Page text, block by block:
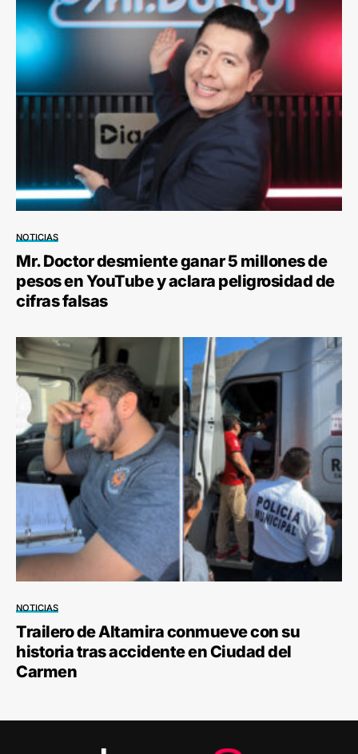
NOTICIAS
Mr. Doctor desmiente ganar 5 millones de
pesos en YouTube y aclara peligrosidad de
cifras falsas
NOTICIAS
Trailero de Altamira conmueve con su
historia tras accidente en Ciudad del
Carmen